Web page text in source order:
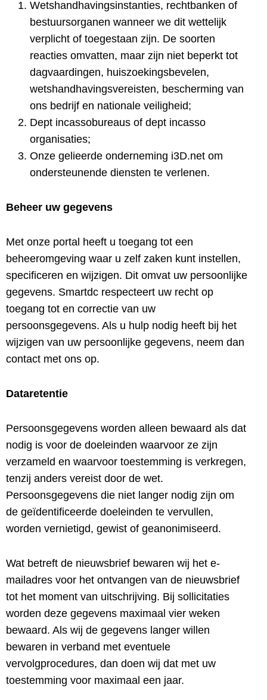
Wetshandhavingsinstanties, rechtbanken of
bestuursorganen wanneer we dit wettelijk
verplicht of toegestaan ​​zijn. De soorten
reacties omvatten, maar zijn niet beperkt tot
dagvaardingen, huiszoekingsbevelen,
wetshandhavingsvereisten, bescherming van
ons bedrijf en nationale veiligheid;
Dept incassobureaus of dept incasso
organisaties;
Onze gelieerde onderneming i3D.net om
ondersteunende diensten te verlenen.
Beheer uw gegevens
Met onze portal heeft u toegang tot een
beheeromgeving waar u zelf zaken kunt instellen,
specificeren en wijzigen. Dit omvat uw persoonlijke
gegevens. Smartdc respecteert uw recht op
toegang tot en correctie van uw
persoonsgegevens. Als u hulp nodig heeft bij het
wijzigen van uw persoonlijke gegevens, neem dan
contact met ons op.
Dataretentie
Persoonsgegevens worden alleen bewaard als dat
nodig is voor de doeleinden waarvoor ze zijn
verzameld en waarvoor toestemming is verkregen,
tenzij anders vereist door de wet.
Persoonsgegevens die niet langer nodig zijn om
de geïdentificeerde doeleinden te vervullen,
worden vernietigd, gewist of geanonimiseerd.
Wat betreft de nieuwsbrief bewaren wij het e-
mailadres voor het ontvangen van de nieuwsbrief
tot het moment van uitschrijving. Bij sollicitaties
worden deze gegevens maximaal vier weken
bewaard. Als wij de gegevens langer willen
bewaren in verband met eventuele
vervolgprocedures, dan doen wij dat met uw
toestemming voor maximaal een jaar.